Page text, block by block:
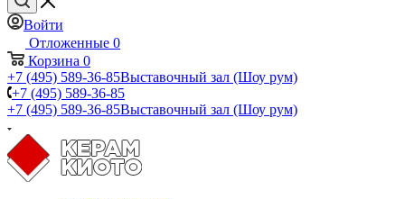
Войти
Отложенные 0
Корзина 0
+7 (495) 589-36-85Выставочный зал (Шоу рум)
+7 (495) 589-36-85
+7 (495) 589-36-85Выставочный зал (Шоу рум)